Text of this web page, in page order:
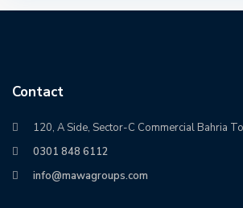
Contact
120, A Side, Sector-C Commercial Bahria
0301 848 6112
info@mawagroups.com